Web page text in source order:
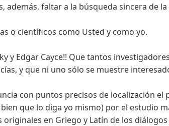
faltar a la búsqueda sincera de
o científicos como Usted y como yo.
y Edgar Cayce!! Que tantos
y que ni uno sólo se muestre
con puntos precisos de localización el
que lo diga yo mismo) por el estudio
en Griego y Latín de los